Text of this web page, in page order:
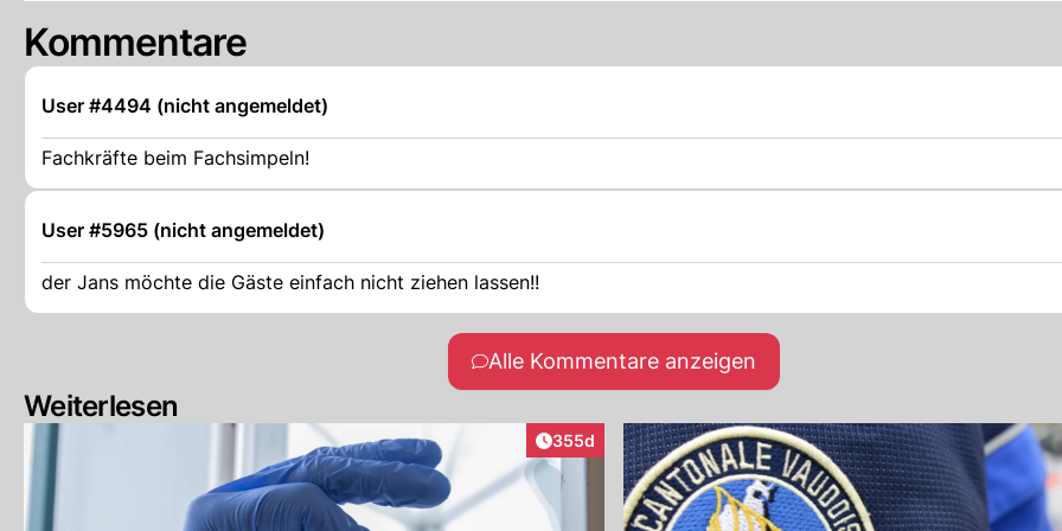
Kommentare
User #4494 (nicht angemeldet)
Fachkräfte beim Fachsimpeln!
User #5965 (nicht angemeldet)
der Jans möchte die Gäste einfach nicht ziehen lassen!!
Alle Kommentare anzeigen
Weiterlesen
Artikel veröffentlicht:
355d